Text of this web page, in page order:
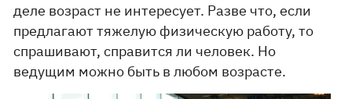
деле возраст не интересует. Разве что, если
предлагают тяжелую физическую работу, то
спрашивают, справится ли человек. Но
ведущим можно быть в любом возрасте.